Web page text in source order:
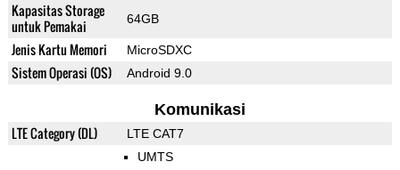
Kapasitas Storage
untuk Pemakai
64GB
Jenis Kartu Memori MicroSDXC
Sistem Operasi (OS) Android 9.0
Komunikasi
LTE Category (DL) LTE CAT7
UMTS